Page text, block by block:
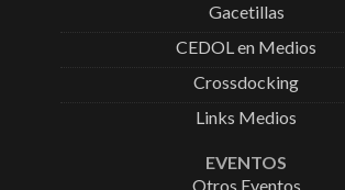
Gacetillas
CEDOL en Medios
Crossdocking
Links Medios
EVENTOS
Otros Eventos